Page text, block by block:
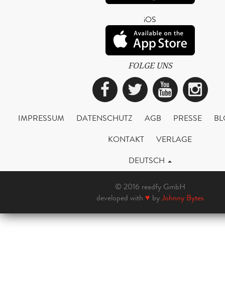
iOS
FOLGE UNS
Facebook
Twitter
IMPRESSUM DATENSCHUTZ AGB PRESSE
KONTAKT
VERLAGE
DEUTSCH
© 2016 readfy GmbH
developed with ♥ byJohnny Bytes